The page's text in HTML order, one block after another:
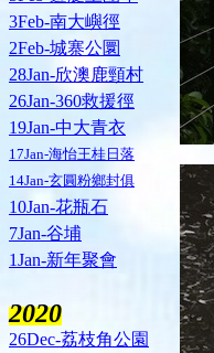
3Feb-南大嶼徑
2Feb-城寨公圜
28Jan-欣澳鹿頸村
26Jan-360救援徑
19Jan-中大青衣
17Jan-海怡王桂日落
14Jan-玄圓粉鄉封俱
10Jan-花瓶石
7Jan-谷埔
1Jan-新年聚會
2020
26Dec-荔枝角公園